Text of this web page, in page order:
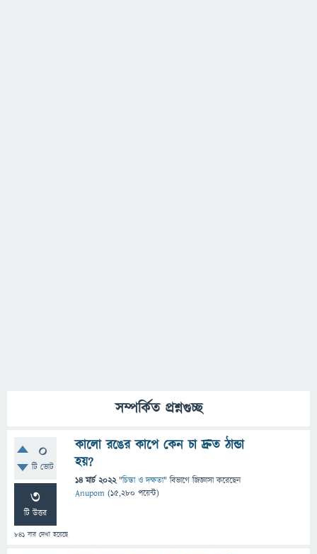
সম্পর্কিত প্রশ্নগুচ্ছ
0
টি ভোট
3
টি উত্তর
841 বার দেখা হয়েছে
কালো রঙের কাপে কেন চা দ্রুত ঠান্ডা
হয়?
14 মার্চ 2022 "চিন্তা ও দক্ষতা" বিভাগে জিজ্ঞাসাকরেছেন
Anupom (15,280 পয়েন্ট)